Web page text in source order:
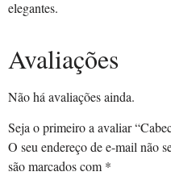
elegantes.
Avaliações
Não há avaliações ainda.
Seja o primeiro a avaliar
O seu endereço de e-mail não
são marcados com *